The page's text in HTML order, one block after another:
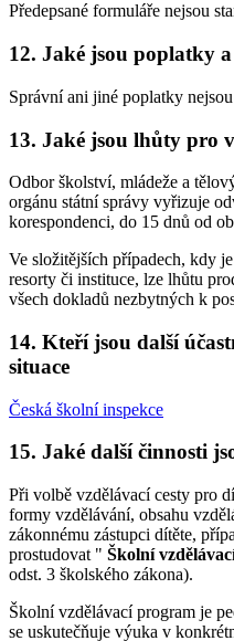
Předepsané formuláře nejsou
12. Jaké jsou poplatky
Správní ani jiné poplatky
13. Jaké jsou lhůty pro
Odbor školství, mládeže a
orgánu státní správy vyřizuje
korespondenci, do 15 dnů od
Ve složitějších případech, kdy
resorty či instituce, lze lhůtu
všech dokladů nezbytných k
14. Kteří jsou další
situace
Česká školní inspekce
15. Jaké další činnosti
Při volbě vzdělávací cesty pro
formy vzdělávání, obsahu
zákonnému zástupci dítěte,
prostudovat " Školní
odst. 3 školského zákona).
Školní vzdělávací program je
se uskutečňuje výuka v